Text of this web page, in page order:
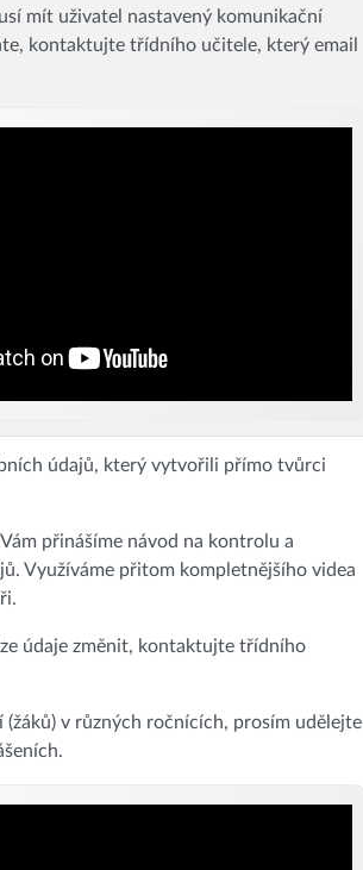
mít uživatel nastavený komunikační
kontaktujte třídního učitele, který email
údajů, který vytvořili přímo tvůrci
přinášíme návod na kontrolu a
Využíváme přitom kompletnějšího videa
údaje změnit, kontaktujte třídního
(žáků) v různých ročnících, prosím udělejte